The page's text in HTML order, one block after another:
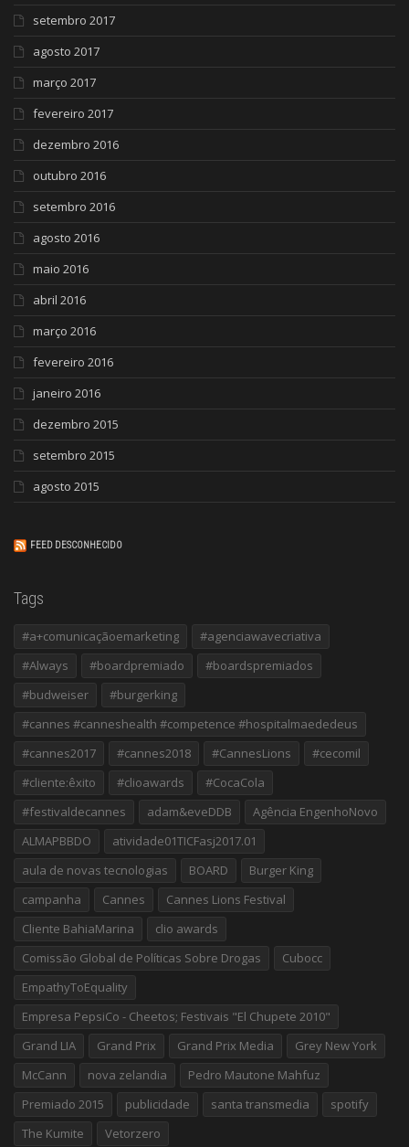
setembro 2017
agosto 2017
março 2017
fevereiro 2017
dezembro 2016
outubro 2016
setembro 2016
agosto 2016
maio 2016
abril 2016
março 2016
fevereiro 2016
janeiro 2016
dezembro 2015
setembro 2015
agosto 2015
FEED DESCONHECIDO
Tags
#a+comunicaçãoemarketing
#agenciawavecriativa
#Always
#boardpremiado
#boardspremiados
#budweiser
#burgerking
#cannes #canneshealth #competence #hospitalmaededeus
#cannes2017
#cannes2018 #CannesLions
#cecomil
#cliente:êxito
#clioawards
#CocaCola
#festivaldecannes
adam&eveDDB
Agência EngenhoNovo
ALMAPBBDO
atividade01TICFasj2017.01
aula de novas tecnologias
BOARD
Burger King
campanha
Cannes
Cannes Lions Festival
Cliente BahiaMarina
clio awards
Comissão Global de Políticas Sobre Drogas
Cubocc
EmpathyToEquality
Empresa PepsiCo - Cheetos; Festivais "El Chupete 2010"
Grand LIA
Grand Prix Grand Prix Media
Grey New York
McCann
nova zelandia
Pedro Mautone Mahfuz
Premiado 2015
publicidade santa transmedia
spotify
The Kumite
Vetorzero